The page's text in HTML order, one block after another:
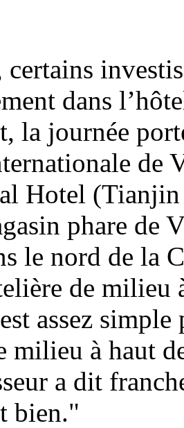
certains
dans
la journée
de
Hotel
phare de
le nord de la
de milieu
assez
milieu à haut
a dit
bien."